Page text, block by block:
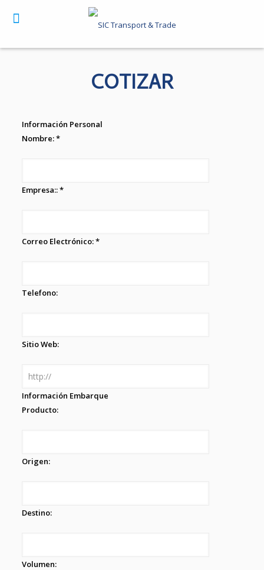
COTIZAR
Información Personal
Nombre: *
Empresa:: *
Correo Electrónico: *
Telefono:
Sitio Web:
Información Embarque
Producto:
Origen:
Destino:
Volumen: